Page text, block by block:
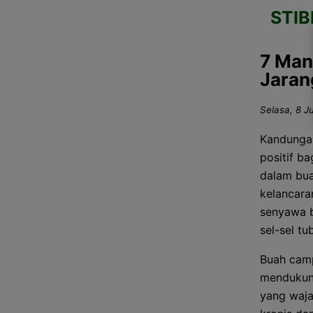
7
Selasa, 8
positif
dalam
senyawa
sel-sel
Buah
yang